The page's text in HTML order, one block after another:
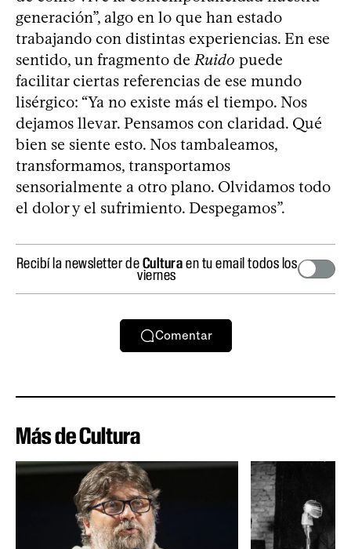
generación”, algo en lo que han estado
trabajando con distintas experiencias. En ese
sentido, un fragmento de Ruido puede
facilitar ciertas referencias de ese mundo
lisérgico: “Ya no existe más el tiempo. Nos
dejamos llevar. Pensamos con claridad. Qué
bien se siente esto. Nos tambaleamos,
transformamos, transportamos
sensorialmente a otro plano. Olvidamos todo
el dolor y el sufrimiento. Despegamos”.
Recibí la newsletter deCulturaen tu email todos los
viernes
Comentar
Más de Cultura